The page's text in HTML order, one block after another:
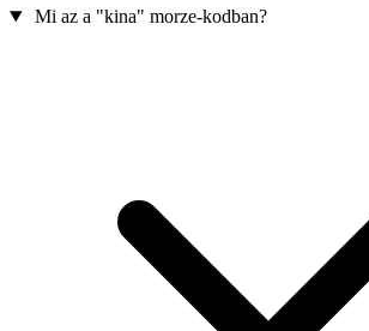
Mi az a "kina" morze-kodban?